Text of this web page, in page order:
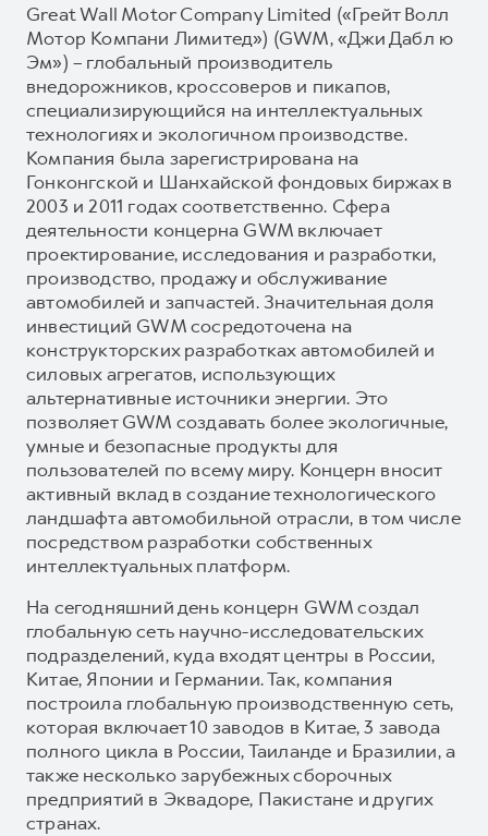
Great Wall Motor Company Limited («Грейт Волл
Мотор Компани Лимитед») (GWM, «Джи Дабл ю
Эм») – глобальный производитель
внедорожников, кроссоверов и пикапов,
специализирующийся на интеллектуальных
технологиях и экологичном производстве.
Компания была зарегистрирована на
Гонконгской и Шанхайской фондовых биржах в
2003 и 2011 годах соответственно. Сфера
деятельности концерна GWM включает
проектирование, исследования и разработки,
производство, продажу и обслуживание
автомобилей и запчастей. Значительная доля
инвестиций GWM сосредоточена на
конструкторских разработках автомобилей и
силовых агрегатов, использующих
альтернативные источники энергии. Это
позволяет GWM создавать более экологичные,
умные и безопасные продукты для
пользователей по всему миру. Концерн вносит
активный вклад в создание технологического
ландшафта автомобильной отрасли, в том числе
посредством разработки собственных
интеллектуальных платформ.
На сегодняшний день концерн GWM создал
глобальную сеть научно-исследовательских
подразделений, куда входят центры в России,
Китае, Японии и Германии. Так, компания
построила глобальную производственную сеть,
которая включает 10 заводов в Китае, 3 завода
полного цикла в России, Таиланде и Бразилии, а
также несколько зарубежных сборочных
предприятий в Эквадоре, Пакистане и других
странах.